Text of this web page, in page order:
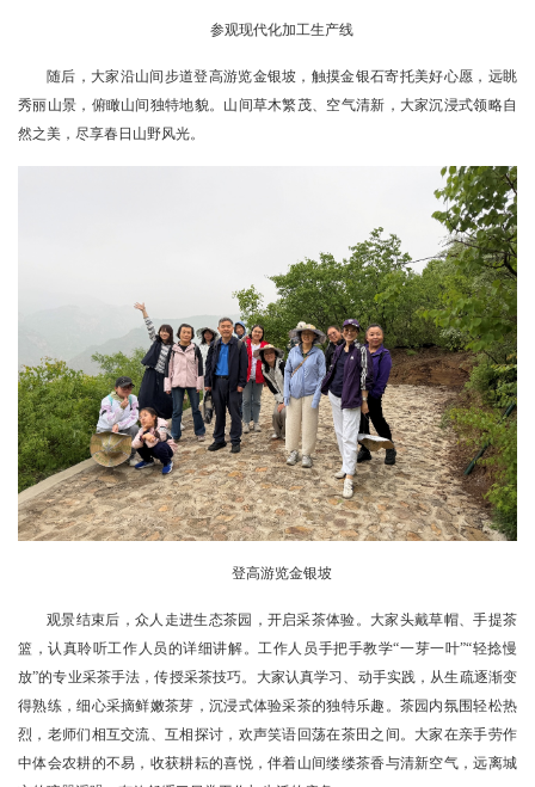
参观现代化加工生产线
随后，大家沿山间步道登高游览金银坡，触摸金银石寄托美好心愿，远眺
秀丽山景，俯瞰山间独特地貌。山间草木繁茂、空气清新，大家沉浸式领略自
然之美，尽享春日山野风光。
登高游览金银坡
观景结束后，众人走进生态茶园，开启采茶体验。大家头戴草帽、手提茶
篮，认真聆听工作人员的详细讲解。工作人员手把手教学“一芽一叶”“轻捻慢
放”的专业采茶手法，传授采茶技巧。大家认真学习、动手实践，从生疏逐渐变
得熟练，细心采摘鲜嫩茶芽，沉浸式体验采茶的独特乐趣。茶园内氛围轻松热
烈，老师们相互交流、互相探讨，欢声笑语回荡在茶田之间。大家在亲手劳作
中体会农耕的不易，收获耕耘的喜悦，伴着山间缕缕茶香与清新空气，远离城